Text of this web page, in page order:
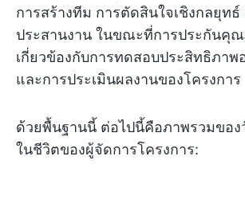
การสร้างทีม การตัดสินใจเชิงกลยุทธ์
ประสานงาน ในขณะที่การประกันคุ
เกี่ยวข้องกับการทดสอบประสิทธิภาพ
และการประเมินผลงานของโครงการ
ด้วยพื้นฐานนี้ ต่อไปนี้คือภาพรวมของ
ในชีวิตของผู้จัดการโครงการ: